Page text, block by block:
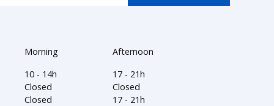
Morning
Afternoon
10 - 14h
17 - 21h
Closed
Closed
Closed 17 - 21h